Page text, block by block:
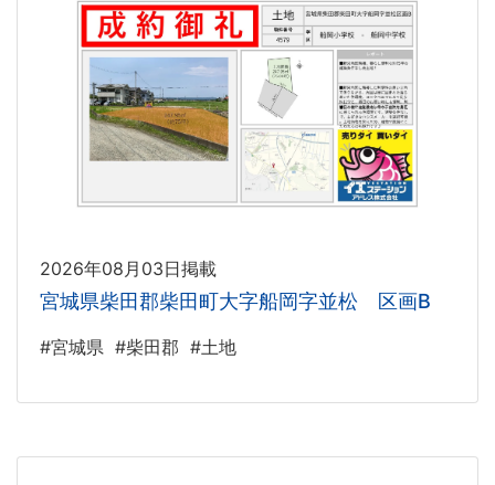
2026年08月03日掲載
宮城県柴田郡柴田町大字船岡字並松 区画B
#宮城県 #柴田郡 #土地